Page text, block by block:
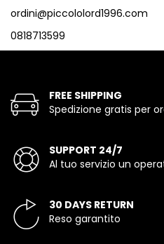
ordini@piccololord1996.com
0818713599
FREE SHIPPING
Spedizione gratis per
SUPPORT 24/7
Al tuo servizio un
30 DAYS RETURN
Reso garantito